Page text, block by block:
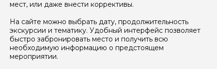
мест, или даже внести коррективы.
На сайте можно выбрать дату, продолжительность
экскурсии и тематику. Удобный интерфейс позволяет
быстро забронировать место и получить всю
необходимую информацию о предстоящем
мероприятии.